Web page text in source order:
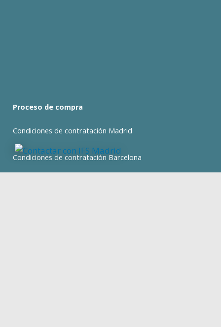
Proceso de compra
Condiciones de contratación Madrid
Condiciones de contratación Barcelona